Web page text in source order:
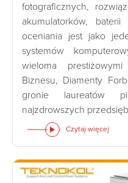
fotograficznych,
akumulatorków,
oceniania jest jako
systemów
wieloma
Biznesu, Diamenty
gronie laureatów
najzdrowszych
Czytaj więcej